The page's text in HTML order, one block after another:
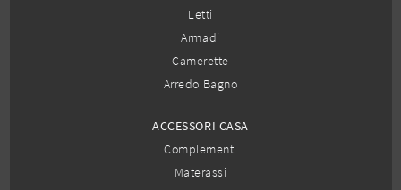
Letti
Armadi
Camerette
Arredo Bagno
ACCESSORI CASA
Complementi
Materassi